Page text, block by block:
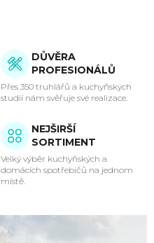
DŮVĚRA
PROFESIONÁLŮ
Přes 350 truhlářů a kuchyňských
studií nám svěřuje své realizace.
NEJŠIRŠÍ
SORTIMENT
Velký výběr kuchyňských a
domácích spotřebičů na jednom
místě.